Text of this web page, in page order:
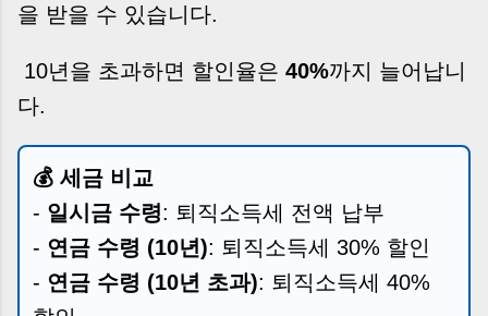
을 받을 수 있습니다.
10년을 초과하면 할인율은 40%까지 늘어납니
다.
💰 세금 비교
- 일시금 수령: 퇴직소득세 전액 납부
- 연금 수령 (10년): 퇴직소득세 30% 할인
- 연금 수령 (10년 초과): 퇴직소득세 40%